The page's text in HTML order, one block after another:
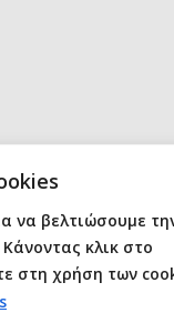
να βελτιώσουμε
κλικ στο
στη χρήση των